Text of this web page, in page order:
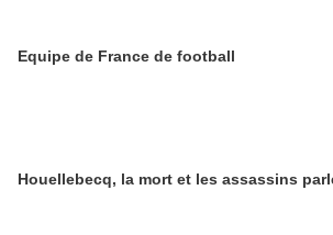
Equipe de France de football
Houellebecq, la mort et les assassins